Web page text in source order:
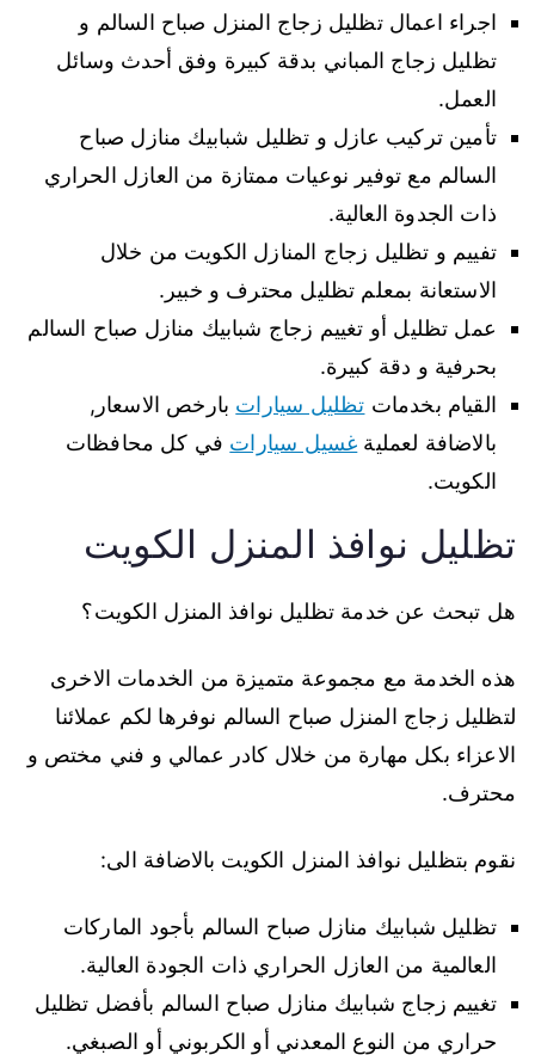
اجراء اعمال تظليل زجاج المنزل صباح السالم و
تظليل زجاج المباني بدقة كبيرة وفق أحدث وسائل
العمل.
تأمين تركيب عازل و تظليل شبابيك منازل صباح
السالم مع توفير نوعيات ممتازة من العازل الحراري
ذات الجدوة العالية.
تفييم و تظليل زجاج المنازل الكويت من خلال
الاستعانة بمعلم تظليل محترف و خبير.
عمل تظليل أو تغييم زجاج شبابيك منازل صباح السالم
بحرفية و دقة كبيرة.
القيام بخدمات تظليل سيارات بارخص الاسعار,
بالاضافة لعملية غسيل سيارات في كل محافظات
الكويت.
تظليل نوافذ المنزل الكويت
هل تبحث عن خدمة تظليل نوافذ المنزل الكويت؟
هذه الخدمة مع مجموعة متميزة من الخدمات الاخرى
لتظليل زجاج المنزل صباح السالم نوفرها لكم عملائنا
الاعزاء بكل مهارة من خلال كادر عمالي و فني مختص و
محترف.
نقوم بتظليل نوافذ المنزل الكويت بالاضافة الى:
تظليل شبابيك منازل صباح السالم بأجود الماركات
العالمية من العازل الحراري ذات الجودة العالية.
تغييم زجاج شبابيك منازل صباح السالم بأفضل تظليل
حراري من النوع المعدني أو الكربوني أو الصبغي.